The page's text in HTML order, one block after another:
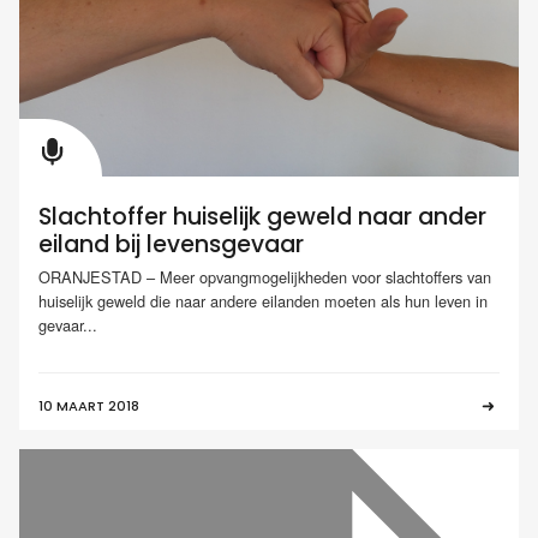
Slachtoffer huiselijk geweld naar ander
eiland bij levensgevaar
ORANJESTAD – Meer opvangmogelijkheden voor slachtoffers van
huiselijk geweld die naar andere eilanden moeten als hun leven in
gevaar...
10 MAART 2018